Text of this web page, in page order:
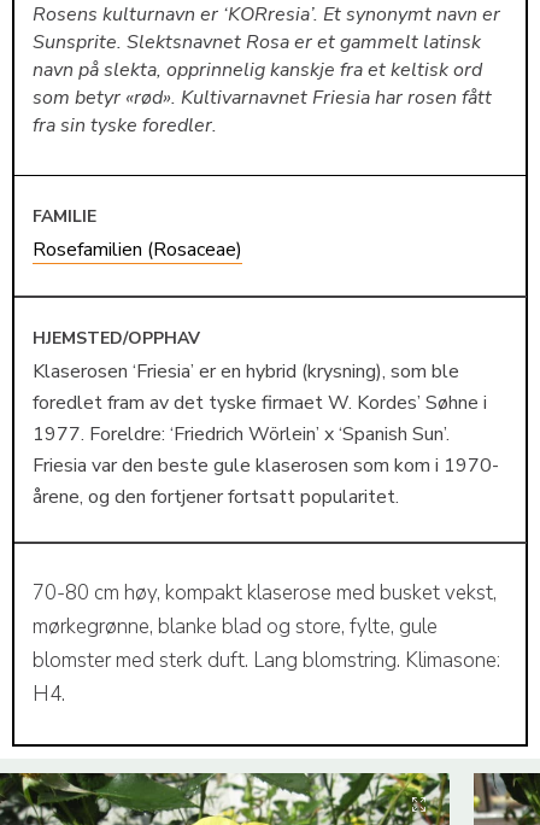
Rosens kulturnavn er ‘KORresia’. Et synonymt navn er
Sunsprite. Slektsnavnet Rosa er et gammelt latinsk
navn på slekta, opprinnelig kanskje fra et keltisk ord
som betyr «rød». Kultivarnavnet Friesia har rosen fått
fra sin tyske foredler.
FAMILIE
Rosefamilien (Rosaceae)
HJEMSTED/OPPHAV
Klaserosen ‘Friesia’ er en hybrid (krysning), som ble
foredlet fram av det tyske firmaet W. Kordes’ Søhne i
1977. Foreldre: ‘Friedrich Wörlein’ x ‘Spanish Sun’.
Friesia var den beste gule klaserosen som kom i 1970-
årene, og den fortjener fortsatt popularitet.
70-80 cm høy, kompakt klaserose med busket vekst,
mørkegrønne, blanke blad og store, fylte, gule
blomster med sterk duft. Lang blomstring. Klimasone:
H4.